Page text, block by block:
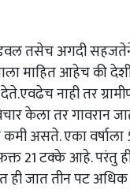
तसेच अगदी
माहित आहेच की देशी
देते.एवढेच नाही तर
केला तर गावरान
असते. एका वर्षाला
21 टक्के आहे. परंतु
ही जात तीन पट